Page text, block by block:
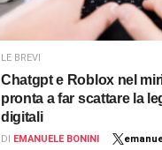
LE BREVI
Chatgpt e Roblox nel
pronta a far scattare la
digitali
DI EMANUELE BONINI